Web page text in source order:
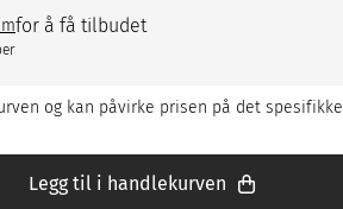
for å få tilbudet
og kan påvirke prisen på det spesifikke
Legg til i handlekurven